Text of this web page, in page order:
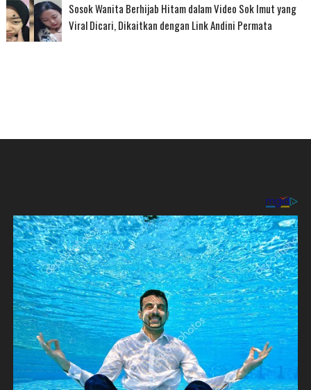
Sosok Wanita Berhijab Hitam dalam Video Sok Imut yang
Viral Dicari, Dikaitkan dengan Link Andini Permata